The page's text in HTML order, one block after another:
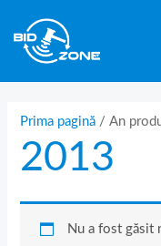
content
Prima pagină / An
2013
Nu a fost găsit